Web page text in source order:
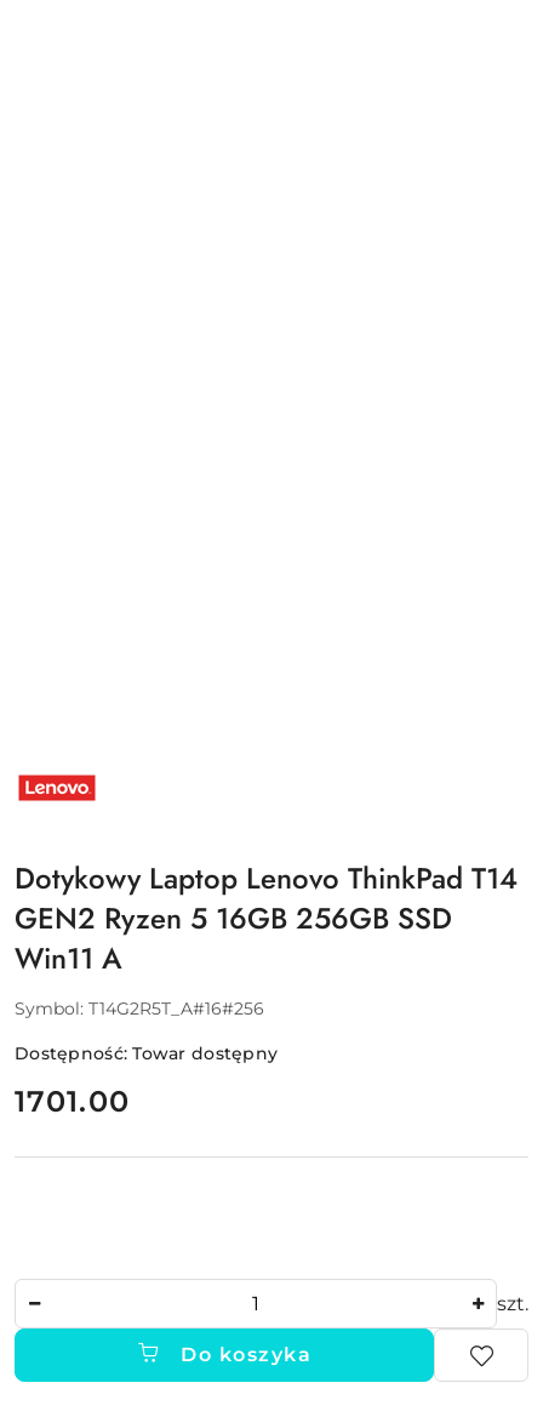
PRODUCENTA:
LENOVO
Dotykowy Laptop Lenovo ThinkPad T14
GEN2 Ryzen 5 16GB 256GB SSD
Win11 A
Symbol: T14G2R5T_A#16#256
Dostępność:Towar dostępny
cena:
1701.00
szt.
Do koszyka